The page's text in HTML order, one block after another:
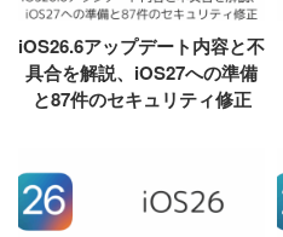
iOS26.6アップデート内容と不
具合を解説、iOS27への準備
と87件のセキュリティ修正